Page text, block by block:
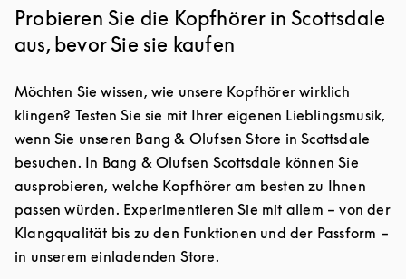
Probieren Sie die Kopfhörer in Scottsdale
aus, bevor Sie sie kaufen
Möchten Sie wissen, wie unsere Kopfhörer wirklich
klingen? Testen Sie sie mit Ihrer eigenen Lieblingsmusik,
wenn Sie unseren Bang & Olufsen Store in Scottsdale
besuchen. In Bang & Olufsen Scottsdale können Sie
ausprobieren, welche Kopfhörer am besten zu Ihnen
passen würden. Experimentieren Sie mit allem – von der
Klangqualität bis zu den Funktionen und der Passform –
in unserem einladenden Store.